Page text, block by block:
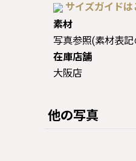
サイズガイドは
素材
写真参照(素材表
在庫店舗
大阪店
他の写真